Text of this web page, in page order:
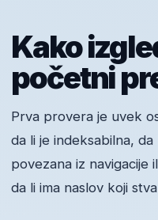
Kako
početni
Prva provera je uvek
da li je indeksabilna, da
povezana iz navigacije
da li ima naslov koji